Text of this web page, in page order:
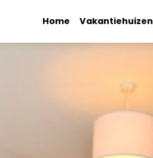
Home Vakantiehuizen